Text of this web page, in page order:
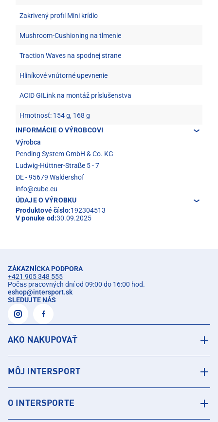
Zakrivený profil Mini krídlo
Mushroom-Cushioning na tlmenie
Traction Waves na spodnej strane
Hliníkové vnútorné upevnenie
ACID GILink na montáž príslušenstva
Hmotnosť: 154 g, 168 g
INFORMÁCIE O VÝROBCOVI
Výrobca
Pending System GmbH & Co. KG
Ludwig-Hüttner-Straße 5 - 7
DE - 95679 Waldershof
info@cube.eu
ÚDAJE O VÝROBKU
Produktové číslo:192304513
V ponuke od:30.09.2025
ZÁKAZNÍCKA PODPORA
+421 905 348 555
Počas pracovných dní od 09:00 do 16:00 hod.
eshop@intersport.sk
SLEDUJTE NÁS
AKO NAKUPOVAŤ
MÔJ INTERSPORT
O INTERSPORTE